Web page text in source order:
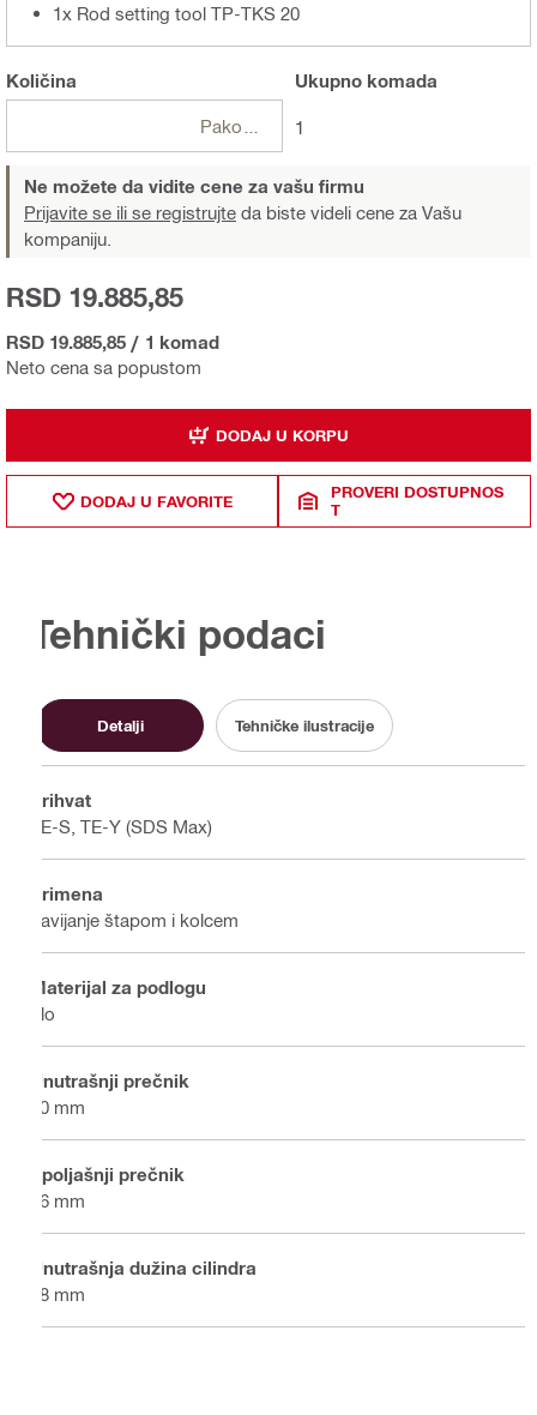
1x Rod setting tool TP-TKS 20
Količina Ukupnokomada
1
Ne možete da vidite cene za vašu firmu
Prijavite se ili se registrujte da biste videli cene za Vašu
kompaniju.
Neto cena sa popustom
RSD 19.885,85
RSD 19.885,85 / 1 komad
DODAJ U KORPU
DODAJ U FAVORITE
PROVERI DOSTUPNOS
T
Tehnički podaci
Detalji Tehničke ilustracije
Prihvat
TE-S, TE-Y (SDS Max)
Primena
Zavijanje štapom i kolcem
Materijal za podlogu
Tlo
Unutrašnji prečnik
20 mm
Spoljašnji prečnik
46 mm
Unutrašnja dužina cilindra
48 mm